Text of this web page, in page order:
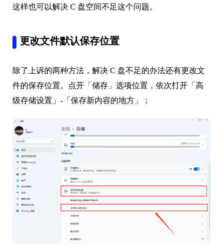
这样也可以解决 C 盘空间不足这个问题。
更改文件默认保存位置
除了上诉的两种方法，解决 C 盘不足的办法还有更改文
件的保存位置。点开「储存」选项位置，依次打开「高
级存储设置」-「保存新内容的地方」；